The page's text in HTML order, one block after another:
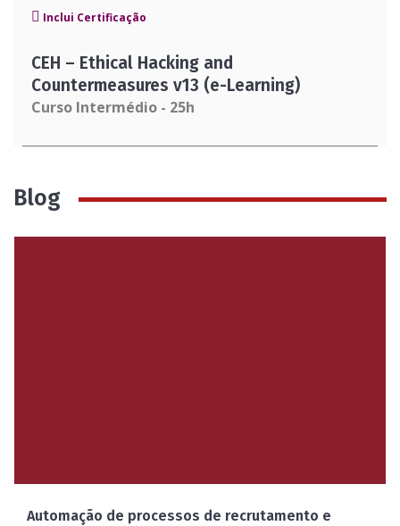
Inclui Certificação
CEH – Ethical Hacking and
Countermeasures v13 (e-Learning)
Curso Intermédio - 25h
Blog
Automação de processos de recrutamento e